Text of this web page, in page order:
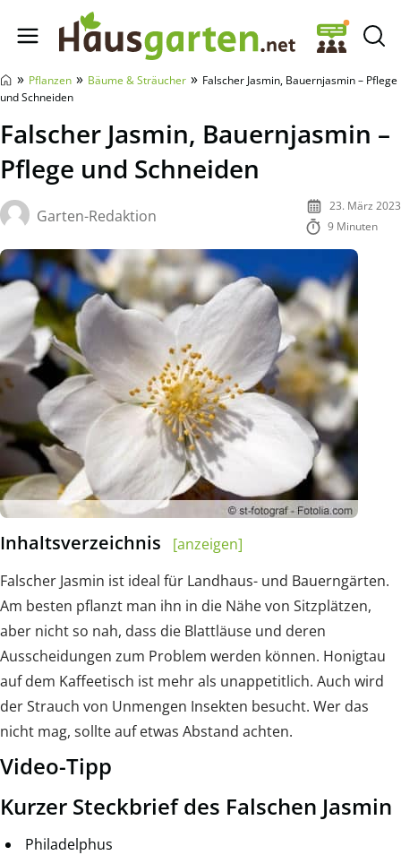
Hausgarten.net
» Pflanzen » Bäume & Sträucher » Falscher Jasmin, Bauernjasmin – Pflege
und Schneiden
Falscher Jasmin, Bauernjasmin –
Pflege und Schneiden
Garten-Redaktion
23. März 2023
9 Minuten
Inhaltsverzeichnis
[anzeigen]
Falscher Jasmin ist ideal für Landhaus- und Bauerngärten.
Am besten pflanzt man ihn in die Nähe von Sitzplätzen,
aber nicht so nah, dass die Blattläuse und deren
Ausscheidungen zum Problem werden können. Honigtau
auf dem Kaffeetisch ist mehr als unappetitlich. Auch wird
der Strauch von Unmengen Insekten besucht. Wer das
nicht mag, sollte auf etwas Abstand achten.
Video-Tipp
Kurzer Steckbrief des Falschen Jasmin
Philadelphus